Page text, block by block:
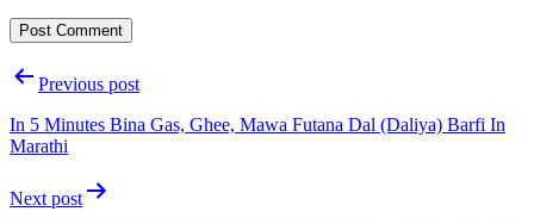
PostPrevious post
In 5 Minutes Bina Gas, Ghee, Mawa Futana Dal (Daliya) Barfi In
Marathi
Next post